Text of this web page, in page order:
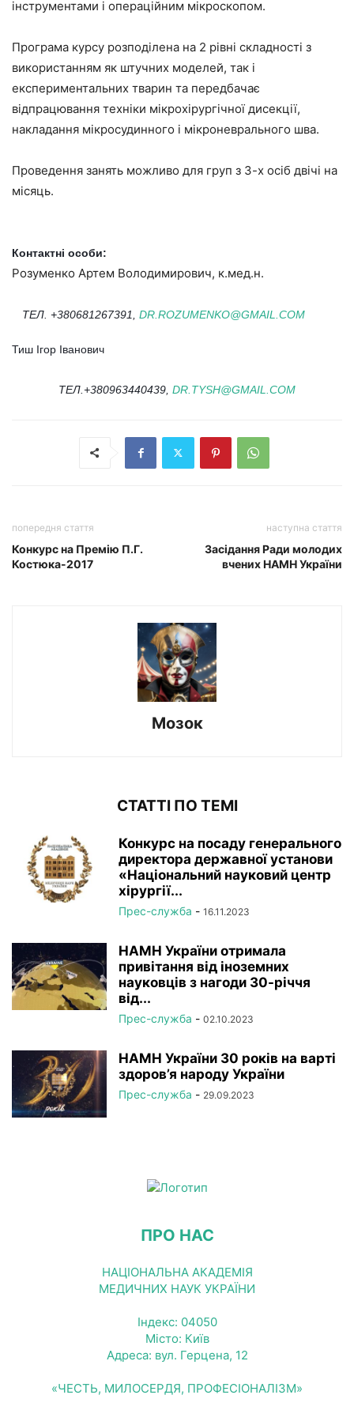
інструментами і операційним мікроскопом.
Програма курсу розподілена на 2 рівні складності з
використанням як штучних моделей, так і
експериментальних тварин та передбачає
відпрацювання техніки мікрохірургічної дисекції,
накладання мікросудинного і мікроневрального шва.
Проведення занять можливо для груп з 3-х осіб двічі на
місяць.
Контактні особи:
Розуменко Артем Володимирович, к.мед.н.
ТЕЛ. +380681267391, DR.ROZUMENKO@GMAIL.COM
Тиш Ігор Іванович
ТЕЛ.+380963440439, DR.TYSH@GMAIL.COM
попередня стаття
Конкурс на Премію П.Г.
Костюка-2017
наступна стаття
Засідання Ради молодих
вчених НАМН України
Мозок
СТАТТІ ПО ТЕМІ
Конкурс на посаду генерального
директора державної установи
«Національний науковий центр
хірургії...
Прес-служба - 16.11.2023
НАМН України отримала
привітання від іноземних
науковців з нагоди 30-річчя
від...
Прес-служба - 02.10.2023
НАМН України 30 років на варті
здоров’я народу України
Прес-служба - 29.09.2023
ПРО НАС
НАЦІОНАЛЬНА АКАДЕМІЯ
МЕДИЧНИХ НАУК УКРАЇНИ
Індекс: 04050
Місто: Київ
Адреса: вул. Герцена, 12
«ЧЕСТЬ, МИЛОСЕРДЯ, ПРОФЕСІОНАЛІЗМ»